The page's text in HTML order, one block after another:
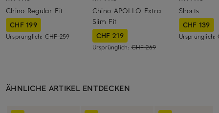
Chino Regular Fit
CHF 199
Ursprünglich: CHF 259
Chino APOLLO Extra
Slim Fit
CHF 219
Ursprünglich:CHF 269
Shorts
CHF 139
Ursprünglich:
ÄHNLICHE ARTIKEL ENTDECKEN